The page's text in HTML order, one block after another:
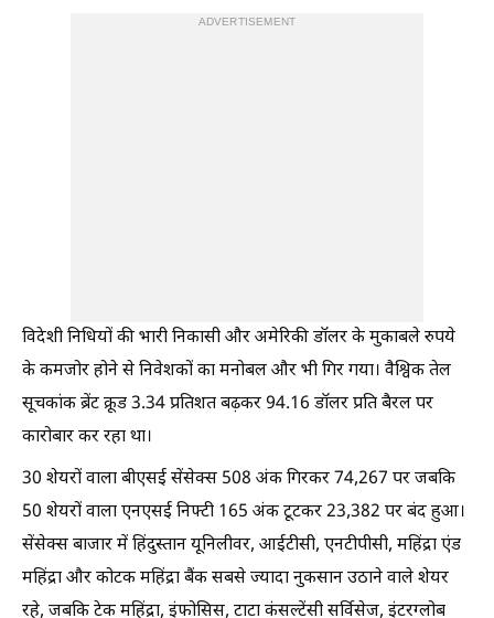
ADVERTISEMENT
विदेशी निधियों की भारी निकासी और अमेरिकी डॉलर के मुकाबले रुपये
के कमजोर होने से निवेशकों का मनोबल और भी गिर गया। वैश्विक तेल
सूचकांक ब्रेंट क्रूड 3.34 प्रतिशत बढ़कर 94.16 डॉलर प्रति बैरल पर
कारोबार कर रहा था।
30 शेयरों वाला बीएसई सेंसेक्स 508 अंक गिरकर 74,267 पर जबकि
50 शेयरों वाला एनएसई निफ्टी 165 अंक टूटकर 23,382 पर बंद हुआ।
सेंसेक्स बाजार में हिंदुस्तान यूनिलीवर, आईटीसी, एनटीपीसी, महिंद्रा एंड
महिंद्रा और कोटक महिंद्रा बैंक सबसे ज्यादा नुकसान उठाने वाले शेयर
रहे, जबकि टेक महिंद्रा, इंफोसिस, टाटा कंसल्टेंसी सर्विसेज, इंटरग्लोब